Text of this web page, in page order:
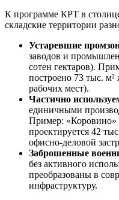
К программе КРТ в
складские территории
Устаревшие
заводов и
сотен гектаров).
построено 73 тыс.
рабочих мест).
Частично
единичными
Пример: «Коровино»
проектируется 42
офисно-деловой
Заброшенные
без активного
преобразованы в
инфраструктуру.